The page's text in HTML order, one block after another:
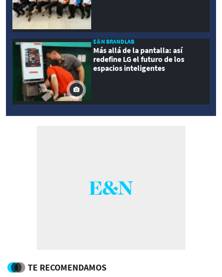
E&N BRANDLAB
Más allá de la pantalla: así
redefine LG el futuro de los
espacios inteligentes
TE RECOMENDAMOS